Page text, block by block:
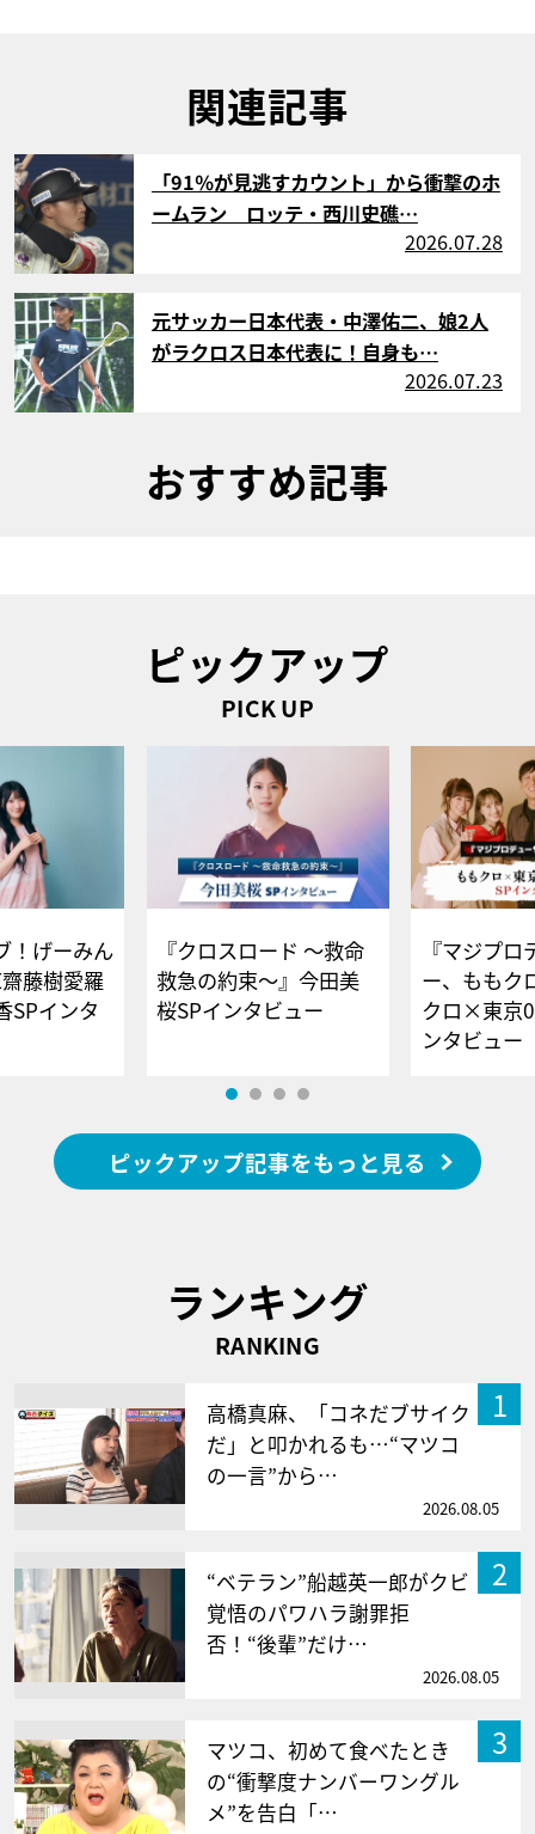
関連記事
サムネイル
「91％が見逃すカウント」から衝撃のホ
ームラン ロッテ・西川史礁…
2026.07.28
サムネイル
元サッカー日本代表・中澤佑二、娘2人
がラクロス日本代表に！自身も…
2026.07.23
おすすめ記事
ピックアップ
PICK UP
！げーみん
藤樹愛羅
SPインタ
『クロスロード ～救命
救急の約束～』今田美
桜SPインタビュー
『マジプロ
ー、ももク
クロ×東京
ンタビュー
ピックアップ記事をもっと見る
ランキング
RANKING
1
高橋真麻、「コネだブサイク
だ」と叩かれるも…“マツコ
の一言”から…
2026.08.05
2
“ベテラン”船越英一郎がクビ
覚悟のパワハラ謝罪拒
否！“後輩”だけ…
2026.08.05
3
マツコ、初めて食べたとき
の“衝撃度ナンバーワングル
メ”を告白「…